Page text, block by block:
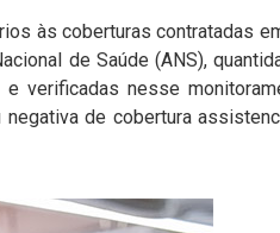
às coberturas contratadas
de Saúde (ANS),
verificadas nesse
de cobertura